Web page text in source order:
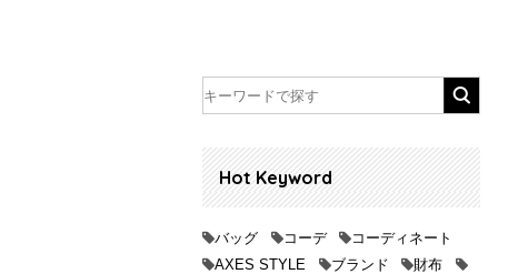
Hot Keyword
バッグ コーデ
コーディネート
AXES STYLE
ブランド
財布